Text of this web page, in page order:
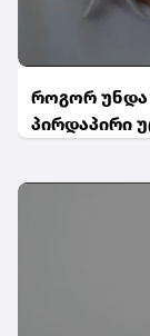
როგორ უნდა
პირდაპირი